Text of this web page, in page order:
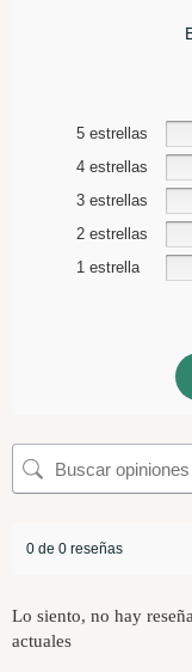
5 estrellas
4 estrellas
3 estrellas
2 estrellas
1 estrella
0 de 0 reseñas
Lo siento, no hay
actuales